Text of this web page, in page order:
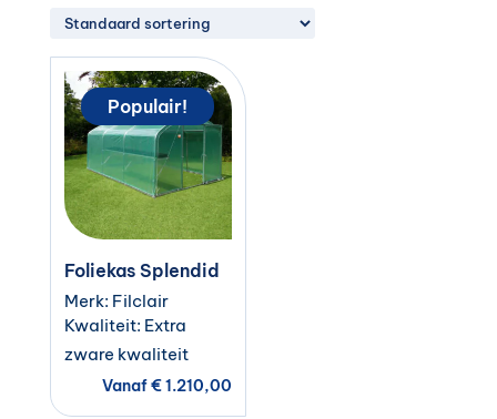
Populair!
Foliekas Splendid
Merk: Filclair
Kwaliteit: Extra
zware kwaliteit
Vanaf€1.210,00